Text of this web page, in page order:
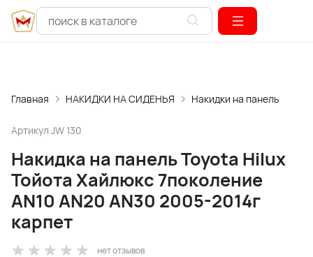
Главная НАКИДКИ НА СИДЕНЬЯ Накидки на панель
Артикул JW 130
Накидка на панель Toyota Hilux
Тойота Хайлюкс 7поколение
AN10 AN20 AN30 2005-2014г
карпет
нет отзывов